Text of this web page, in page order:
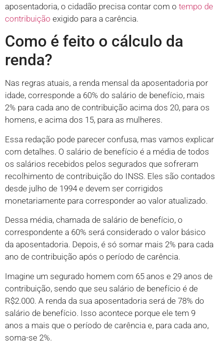
aposentadoria, o cidadão precisa contar com o tempo de
contribuição exigido para a carência.
Como é feito o cálculo da
renda?
Nas regras atuais, a renda mensal da aposentadoria por
idade, corresponde a 60% do salário de benefício, mais
2% para cada ano de contribuição acima dos 20, para os
homens, e acima dos 15, para as mulheres.
Essa redação pode parecer confusa, mas vamos explicar
com detalhes. O salário de benefício é a média de todos
os salários recebidos pelos segurados que sofreram
recolhimento de contribuição do INSS. Eles são contados
desde julho de 1994 e devem ser corrigidos
monetariamente para corresponder ao valor atualizado.
Dessa média, chamada de salário de benefício, o
correspondente a 60% será considerado o valor básico
da aposentadoria. Depois, é só somar mais 2% para cada
ano de contribuição após o período de carência.
Imagine um segurado homem com 65 anos e 29 anos de
contribuição, sendo que seu salário de benefício é de
R$2.000. A renda da sua aposentadoria será de 78% do
salário de benefício. Isso acontece porque ele tem 9
anos a mais que o período de carência e, para cada ano,
soma-se 2%.